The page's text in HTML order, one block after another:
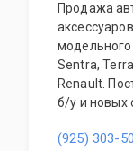
Продажа автозапчастей, агрегатов и
модельного
Sentra,
Renault.
б/у и новых
также под
(925) 303-